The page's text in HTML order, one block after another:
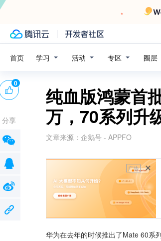
首页 学习 活动 专区 圈层
纯血版鸿蒙首
万，70系列升
文章来源： 企鹅号 - APPFO
广告
华为在去年的时候推出了Mate 60系
0
分享